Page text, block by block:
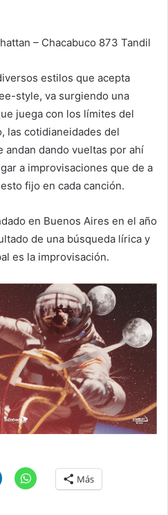
– Chacabuco 873 Tandil
estilos que acepta
style, va surgiendo una
juega con los límites del
las cotidianeidades del
andan dando vueltas por ahí
a improvisaciones que de a
fijo en cada canción.
en Buenos Aires en el año
de una búsqueda lírica y
es la improvisación.
Más